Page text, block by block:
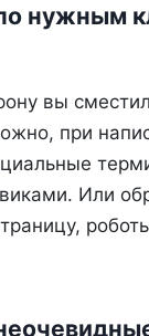
по нужным
вы
при
Или